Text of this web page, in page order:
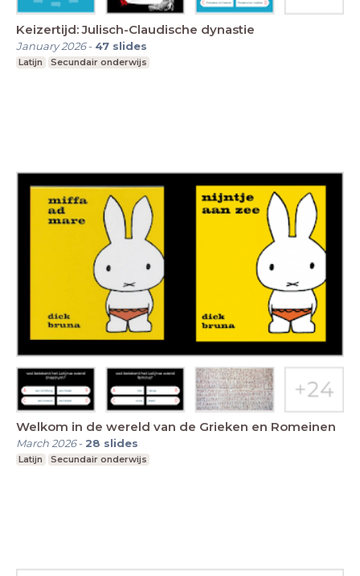
Keizertijd: Julisch-Claudische dynastie
January 2026- 47 slides
Latijn Secundair onderwijs
Welkom in de wereld van de Grieken en Romeinen
March 2026- 28 slides
Latijn Secundair onderwijs